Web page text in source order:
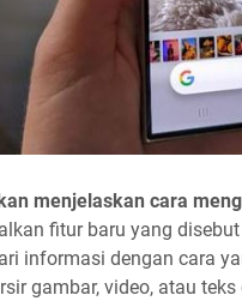
menjelaskan cara
fitur baru yang
informasi dengan cara
gambar, video, atau